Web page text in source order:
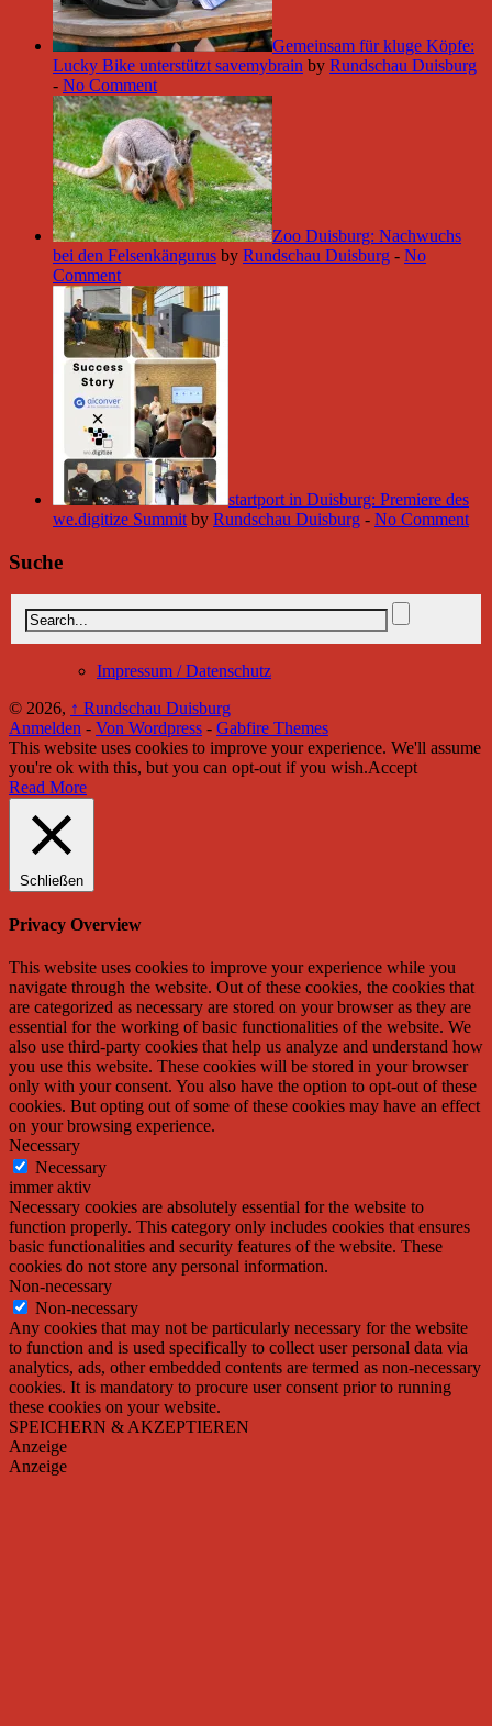
Gemeinsam für kluge Köpfe:
Lucky Bike unterstützt savemybrain by Rundschau Duisburg
- No Comment
Zoo Duisburg: Nachwuchs
bei den Felsenkängurus by Rundschau Duisburg - No
Comment
startport in Duisburg: Premiere des
we.digitize Summit by Rundschau Duisburg - No Comment
Suche
Impressum / Datenschutz
© 2026, ↑ Rundschau Duisburg
Anmelden - Von Wordpress - Gabfire Themes
This website uses cookies to improve your experience. We'll assume
you're ok with this, but you can opt-out if you wish.Accept
Read More
Schließen
Privacy Overview
This website uses cookies to improve your experience while you
navigate through the website. Out of these cookies, the cookies that
are categorized as necessary are stored on your browser as they are
essential for the working of basic functionalities of the website. We
also use third-party cookies that help us analyze and understand how
you use this website. These cookies will be stored in your browser
only with your consent. You also have the option to opt-out of these
cookies. But opting out of some of these cookies may have an effect
on your browsing experience.
Necessary
Necessary
immer aktiv
Necessary cookies are absolutely essential for the website to
function properly. This category only includes cookies that ensures
basic functionalities and security features of the website. These
cookies do not store any personal information.
Non-necessary
Non-necessary
Any cookies that may not be particularly necessary for the website
to function and is used specifically to collect user personal data via
analytics, ads, other embedded contents are termed as non-necessary
cookies. It is mandatory to procure user consent prior to running
these cookies on your website.
SPEICHERN & AKZEPTIEREN
Anzeige
Anzeige